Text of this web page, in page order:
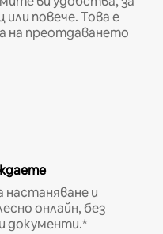
повече. Това е
на преотдаването
и
онлайн, без
документи.*